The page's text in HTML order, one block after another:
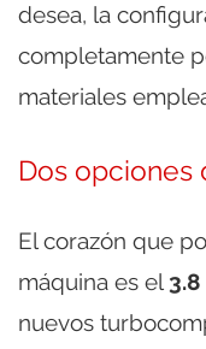
desea, la
completamente
materiales
Dos opciones
El corazón que
máquina es el
nuevos